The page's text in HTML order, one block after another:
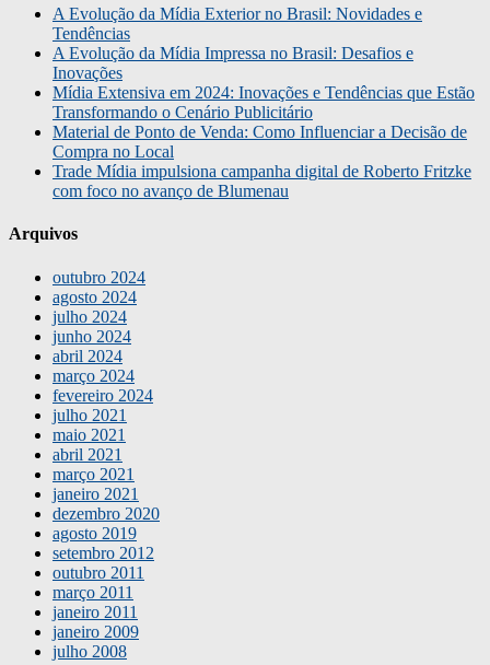
A Evolução da Mídia Exterior no Brasil: Novidades e
Tendências
A Evolução da Mídia Impressa no Brasil: Desafios e
Inovações
Mídia Extensiva em 2024: Inovações e Tendências que Estão
Transformando o Cenário Publicitário
Material de Ponto de Venda: Como Influenciar a Decisão de
Compra no Local
Trade Mídia impulsiona campanha digital de Roberto Fritzke
com foco no avanço de Blumenau
Arquivos
outubro 2024
agosto 2024
julho 2024
junho 2024
abril 2024
março 2024
fevereiro 2024
julho 2021
maio 2021
abril 2021
março 2021
janeiro 2021
dezembro 2020
agosto 2019
setembro 2012
outubro 2011
março 2011
janeiro 2011
janeiro 2009
julho 2008